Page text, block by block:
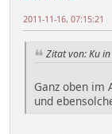
2011-11-16, 07:15:21
Zitat von: Ku
Ganz oben im
und